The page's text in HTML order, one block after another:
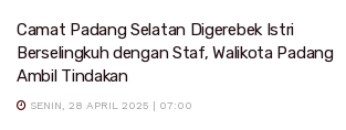
Camat Padang Selatan Digerebek Istri
Berselingkuh dengan Staf, Walikota Padang
Ambil Tindakan
SENIN, 28 APRIL 2025 | 07:00